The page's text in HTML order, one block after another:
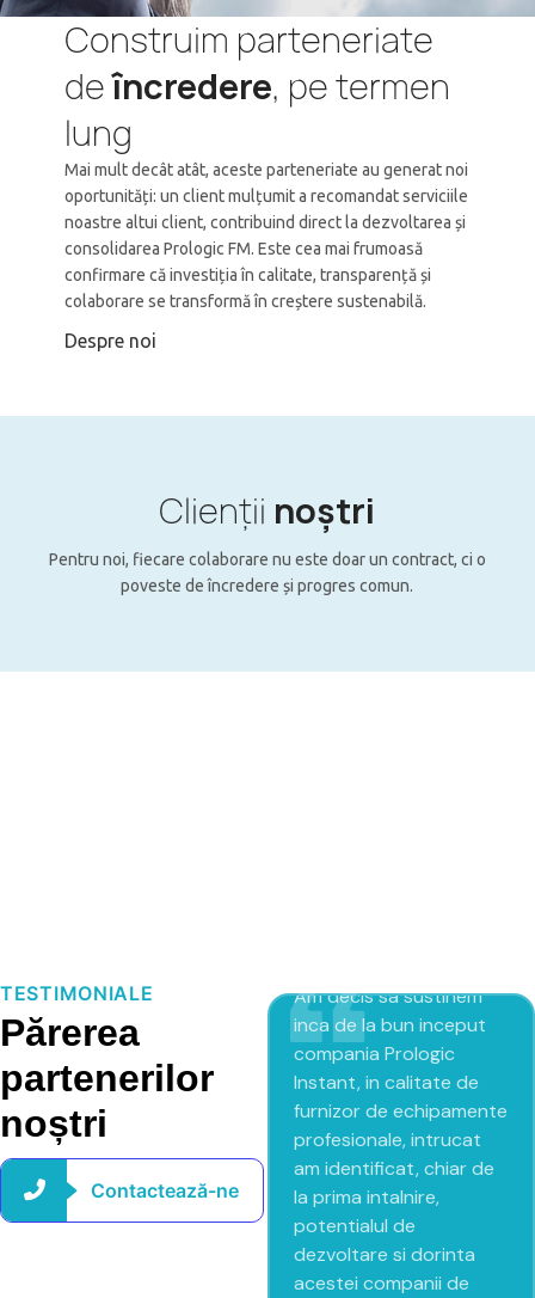
Construim parteneriate
deîncredere, pe termen
lung
Mai mult decât atât, aceste parteneriate au generat noi
oportunități: un client mulțumit a recomandat serviciile
noastre altui client, contribuind direct la dezvoltarea și
consolidarea Prologic FM. Este cea mai frumoasă
confirmare că investiția în calitate, transparență și
colaborare se transformă în creștere sustenabilă.
Despre noi
Clienții noștri
Pentru noi, fiecare colaborare nu este doar un contract, ci o
poveste de încredere și progres comun.
TESTIMONIALE
Părerea
partenerilor
noștri
Contactează-ne
Am decis sa sustinem
inca de la bun inceput
compania Prologic
Instant, in calitate de
furnizor de echipamente
profesionale, intrucat
am identificat, chiar de
la prima intalnire,
potentialul de
dezvoltare si dorinta
acestei companii de